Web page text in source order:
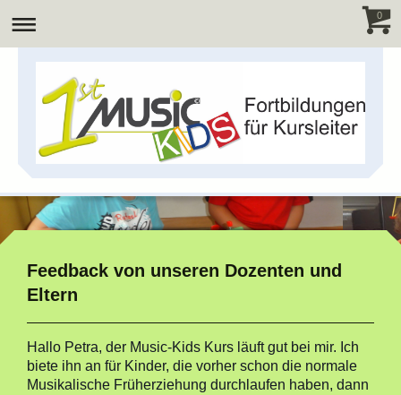
0
Feedback von unseren Dozenten und
Eltern
Hallo Petra, der Music-Kids Kurs läuft gut bei mir. Ich
biete ihn an für Kinder, die vorher schon die normale
Musikalische Früherziehung durchlaufen haben, dann